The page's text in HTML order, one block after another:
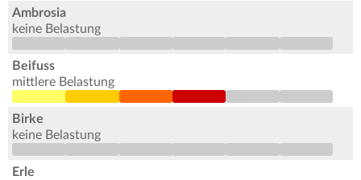
Ambrosia
keine Belastung
Beifuss
mittlere Belastung
Birke
keine Belastung
Erle